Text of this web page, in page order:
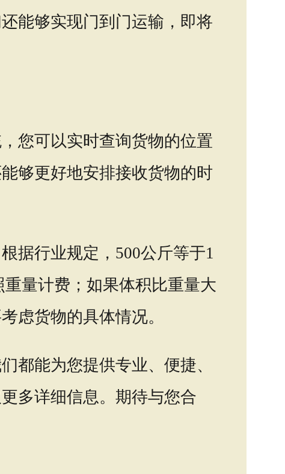
能够实现门到门运输，即将
您可以实时查询货物的位置
够更好地安排接收货物的时
据行业规定，500公斤等于1
量计费；如果体积比重量大
虑货物的具体情况。
都能为您提供专业、便捷、
多详细信息。期待与您合